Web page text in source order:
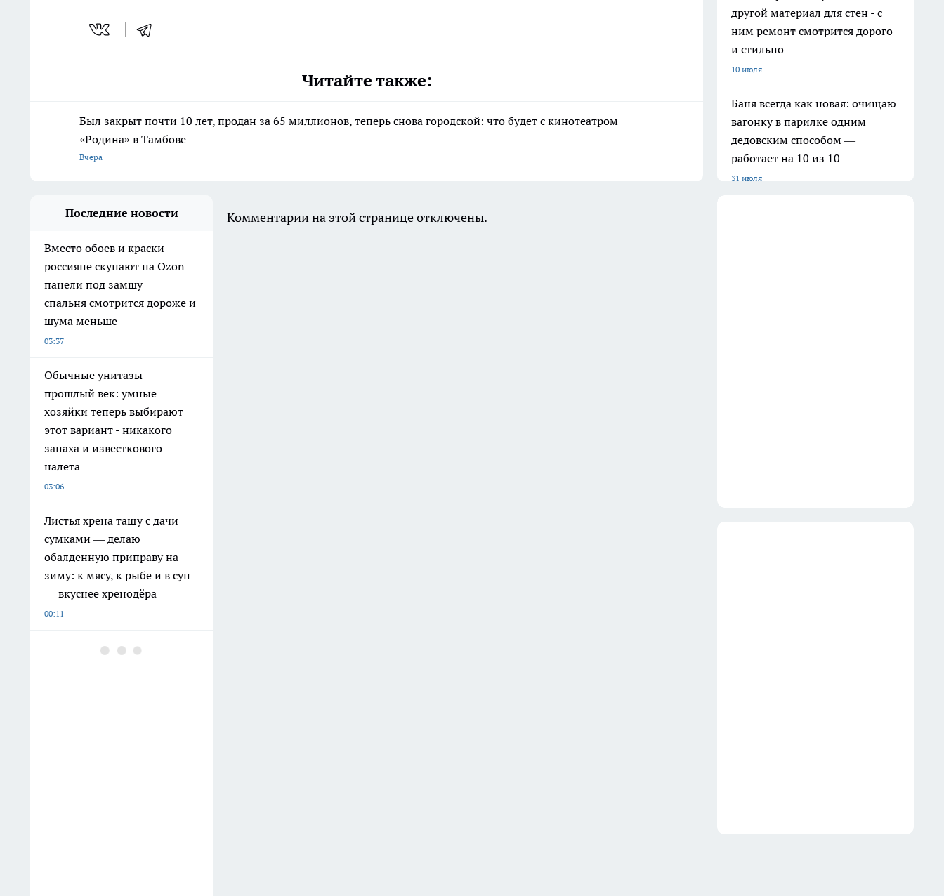
Читайте также:
Был закрыт почти 10 лет, продан за 65 миллионов, теперь снова городской: что будет с кинотеатром
«Родина» в Тамбове
Вчера
другой материал для стен - с
ним ремонт смотрится дорого
и стильно
10 июля
Последние новости
Вместо обоев и краски
россияне скупают на Ozon
панели под замшу —
спальня смотрится дороже и
шума меньше
03:37
Обычные унитазы -
прошлый век: умные
хозяйки теперь выбирают
этот вариант - никакого
запаха и известкового
налета
03:06
Листья хрена тащу с дачи
сумками — делаю
обалденную приправу на
зиму: к мясу, к рыбе и в суп
— вкуснее хренодёра
00:11
Белые кроссовки будут как
Комментарии на этой странице отключены.